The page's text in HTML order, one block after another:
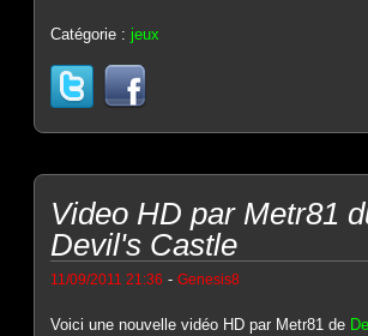
Catégorie :jeux
Video HD par Metr81
Devil's Castle
11/09/2011 21:36 -Genesis8
Voici une nouvelle vidéo HD par Metr81 de